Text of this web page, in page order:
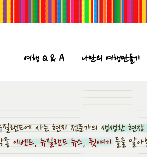
여행 Q & A 나만의 여행만들기